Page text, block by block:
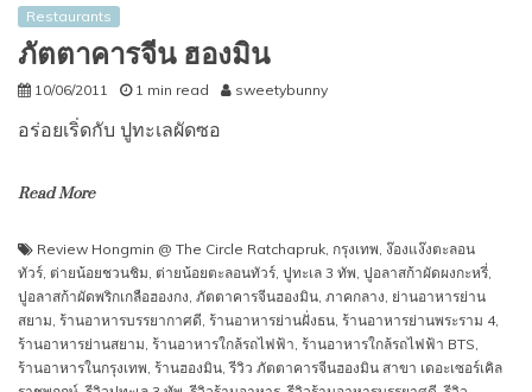
Restaurants
ภัตตาคารจีน ฮองมิน
10/06/2011 1 min read sweetybunny
อร่อยเริ่ดกับ ปูทะเลผัดซอ
Read More
Review Hongmin @ The Circle Ratchapruk กรุงเทพ ง๊องแง๊งตะลอน
ทัวร์ ต่ายน้อยชวนชิม ต่ายน้อยตะลอนทัวร์ ปูทะเล 3 ทัพ ปูอลาสก้าผัดผงกะหรี่
ปูอลาสก้าผัดพริกเกลือฮองกง ภัตตาคารจีนฮองมิน ภาคกลาง ย่านอาหารย่าน
สยาม ร้านอาหารบรรยากาศดี ร้านอาหารย่านฝั่งธน ร้านอาหารย่านพระราม 4,
ร้านอาหารย่านสยาม ร้านอาหารใกล้รถไฟฟ้า ร้านอาหารใกล้รถไฟฟ้า BTS
ร้านอาหารในกรุงเทพ ร้านฮองมิน ,รีวิว ภัตตาคารจีนฮองมิน สาขา เดอะเซอร์เคิล